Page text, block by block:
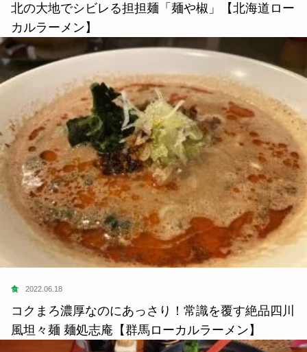
北の大地でシビレる担担麺「麺や椒」【北海道ロー
カルラーメン】
食 2022.06.18
コクまろ濃厚なのにあっさり！常識を覆す絶品四川
風坦々麺 麺処志庵【群馬ローカルラーメン】